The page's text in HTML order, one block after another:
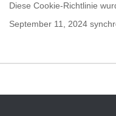
Diese Cookie-Richtlinie
September 11, 2024